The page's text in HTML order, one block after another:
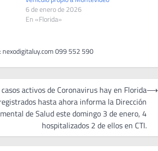
6 de enero de 2026
En «Florida»
activos de Coronavirus hay en Florida
hasta ahora informa la Dirección
de Salud este domingo 3 de enero, 4
hospitalizados 2 de ellos en CTI.
⟶